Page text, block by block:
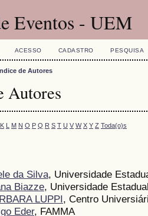
Eventos - UEM
ACESSO CADASTRO PESQUISA
de Autores
Autores
K L M N O P Q R S T U V W X Y Z Toda(o)s
da Silva, Universidade
Biazze, Universidade
LUPPI, Centro
Eder, FAMMA